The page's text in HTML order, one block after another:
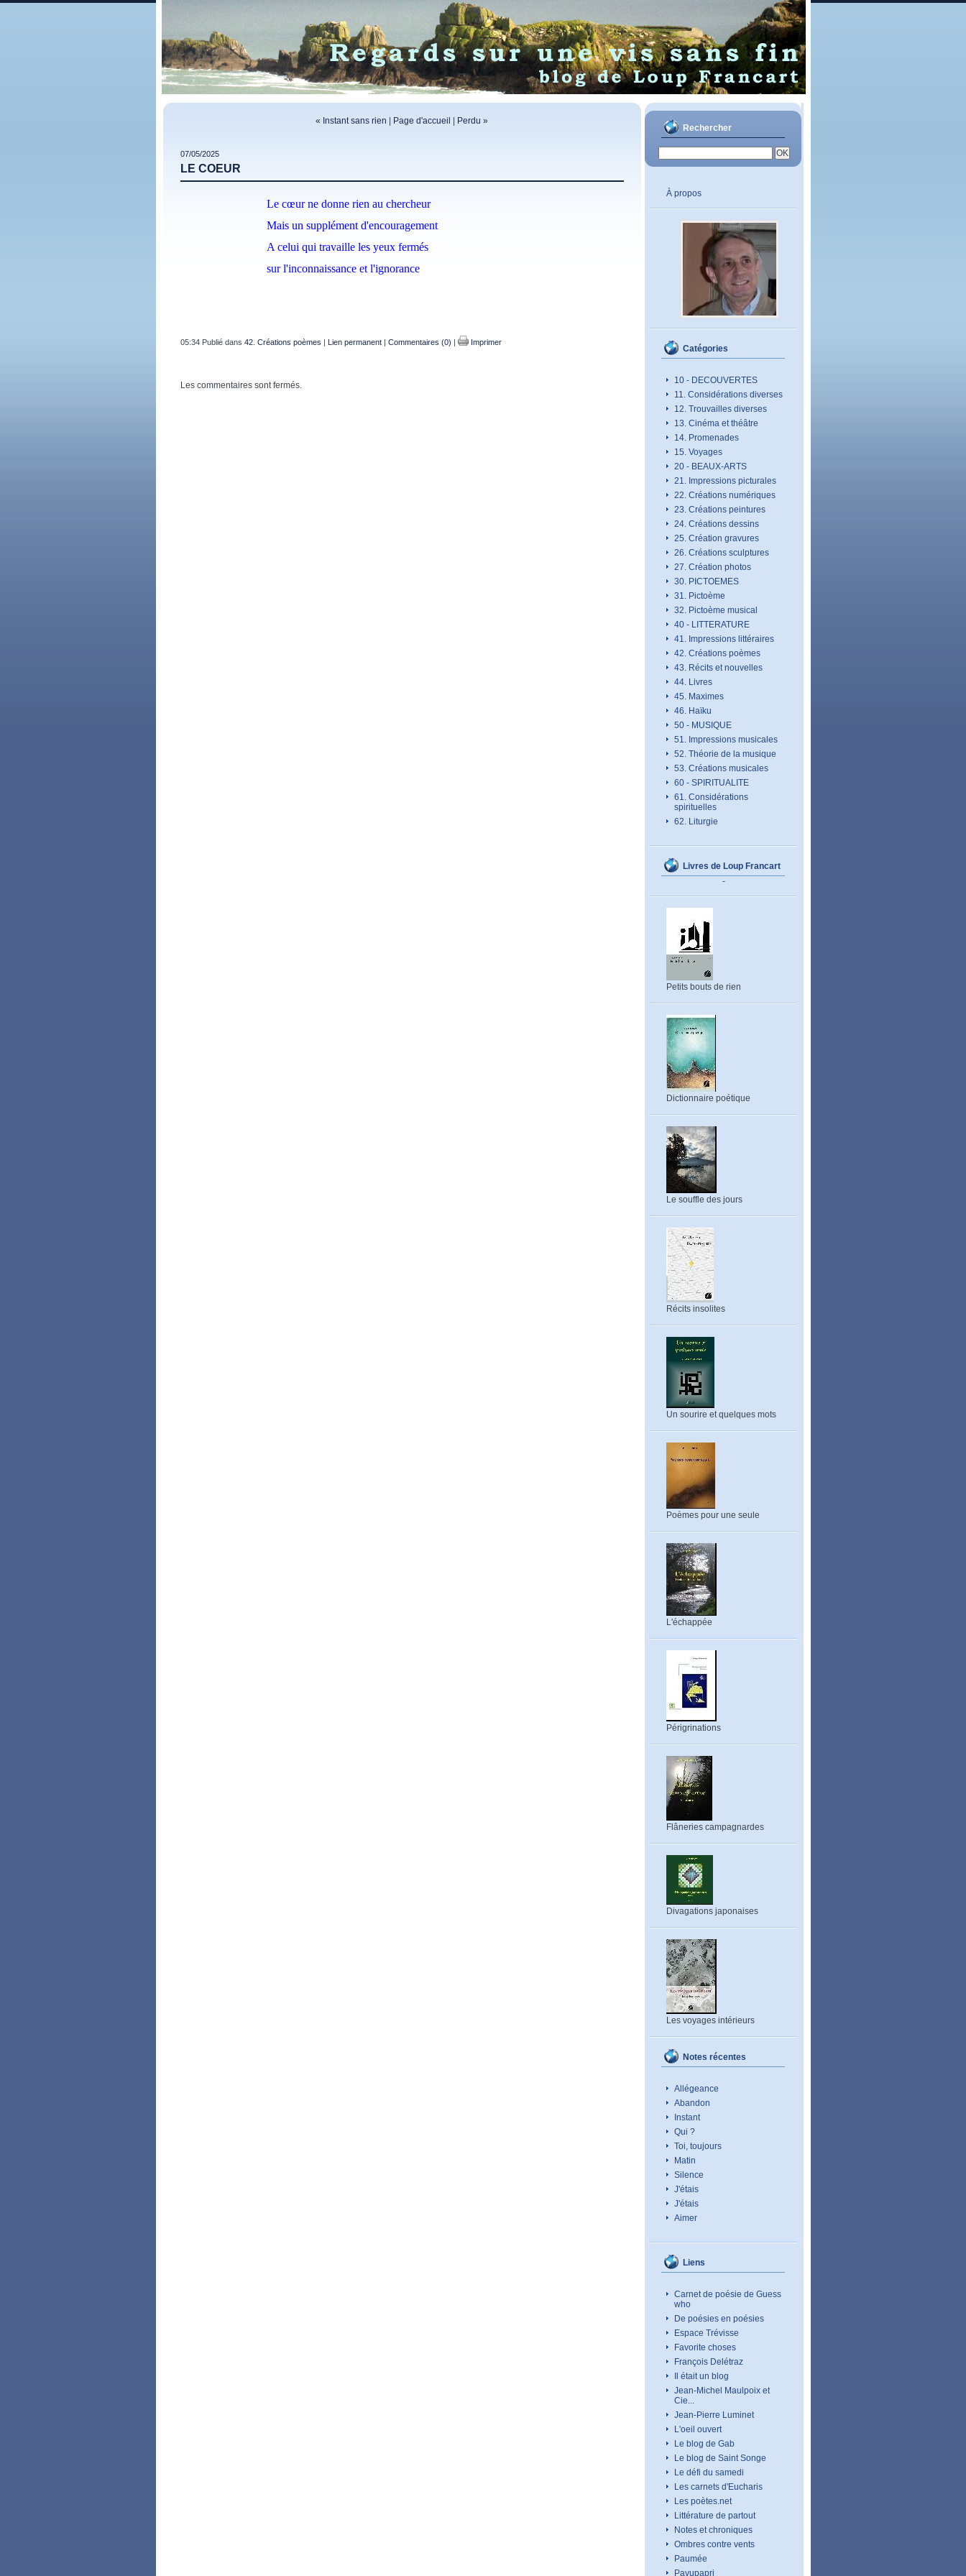
Rechercher
À propos
Catégories
10 - DECOUVERTES
11. Considérations diverses
12. Trouvailles diverses
13. Cinéma et théâtre
14. Promenades
15. Voyages
20 - BEAUX-ARTS
21. Impressions picturales
22. Créations numériques
23. Créations peintures
24. Créations dessins
25. Création gravures
26. Créations sculptures
27. Création photos
30. PICTOEMES
31. Pictoème
32. Pictoème musical
40 - LITTERATURE
41. Impressions littéraires
42. Créations poèmes
43. Récits et nouvelles
44. Livres
45. Maximes
46. Haïku
50 - MUSIQUE
51. Impressions musicales
52. Théorie de la musique
53. Créations musicales
60 - SPIRITUALITE
61. Considérations
spirituelles
62. Liturgie
Livres de Loup Francart
-
Petits bouts de rien
Dictionnaire poétique
Le souffle des jours
Récits insolites
Un sourire et quelques mots
Poèmes pour une seule
L'échappée
Périgrinations
Flâneries campagnardes
Divagations japonaises
Les voyages intérieurs
Notes récentes
Allégeance
Abandon
Instant
Qui ?
Toi, toujours
Matin
Silence
J'étais
J'étais
Aimer
Liens
Carnet de poésie de Guess
who
De poésies en poésies
Espace Trévisse
Favorite choses
François Delétraz
Il était un blog
Jean-Michel Maulpoix et
Cie...
Jean-Pierre Luminet
L'oeil ouvert
Le blog de Gab
Le blog de Saint Songe
Le défi du samedi
Les carnets d'Eucharis
Les poètes.net
Littérature de partout
Notes et chroniques
Ombres contre vents
Paumée
Pavupapri
« Instant sans rien Page d'accueil Perdu »
07/05/2025
LE COEUR
Le cœur ne donne rien au chercheur
Mais un supplément d'encouragement
A celui qui travaille les yeux fermés
sur l'inconnaissance et l'ignorance
05:34 Publié dans 42. Créations poèmes | Lien permanent| Commentaires (0) | Imprimer
Les commentaires sont fermés.